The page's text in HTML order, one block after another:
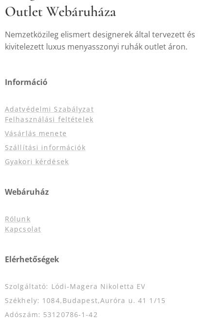
Outlet Webáruháza
Nemzetközileg elismert designerek által tervezett és
kivitelezett luxus menyasszonyi ruhák outlet áron.
Információ
Adatvédelmi Szabályzat
Felhasználási feltételek
Vásárlás menete
Szállítási információk
Gyakori kérdések
Webáruház
Rólunk
Kapcsolat
Elérhetőségek
Szolgáltató: Lódi-Magera Nikoletta EV
Székhely: 1084,Budapest,Auróra u. 41 1/15
Adószám: 53120786-1-42